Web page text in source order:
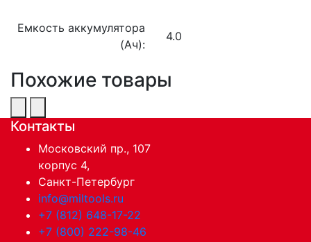
Емкость аккумулятора
(Ач):
4.0
Похожие товары
Контакты
Московский пр., 107
корпус 4,
Санкт-Петербург
info@miltools.ru
+7 (812) 648-17-22
+7 (800) 222-98-46